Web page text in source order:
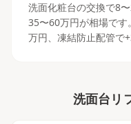
洗面化粧台の交換で8
35〜60万円が相場で
万円、凍結防止配管で
洗面台リ